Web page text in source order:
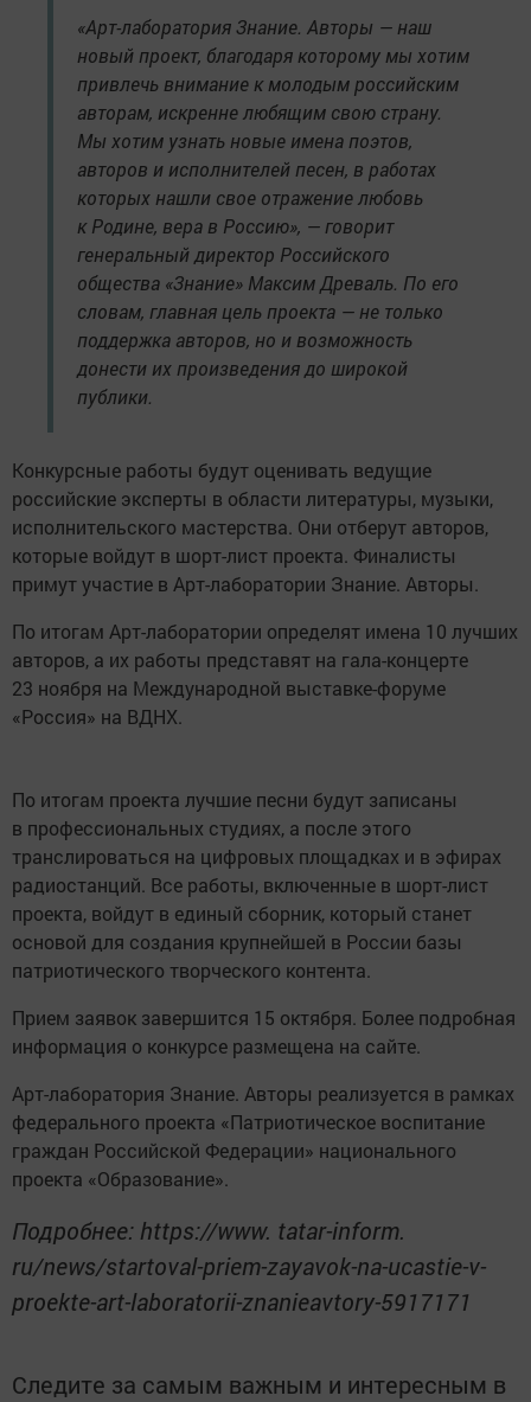
«Арт-лаборатория Знание. Авторы — наш
новый проект, благодаря которому мы хотим
привлечь внимание к молодым российским
авторам, искренне любящим свою страну.
Мы хотим узнать новые имена поэтов,
авторов и исполнителей песен, в работах
которых нашли свое отражение любовь
к Родине, вера в Россию», — говорит
генеральный директор Российского
общества «Знание» Максим Древаль. По его
словам, главная цель проекта — не только
поддержка авторов, но и возможность
донести их произведения до широкой
публики.
Конкурсные работы будут оценивать ведущие
российские эксперты в области литературы, музыки,
исполнительского мастерства. Они отберут авторов,
которые войдут в шорт-лист проекта. Финалисты
примут участие в Арт-лаборатории Знание. Авторы.
По итогам Арт-лаборатории определят имена 10 лучших
авторов, а их работы представят на гала-концерте
23 ноября на Международной выставке-форуме
«Россия» на ВДНХ.
По итогам проекта лучшие песни будут записаны
в профессиональных студиях, а после этого
транслироваться на цифровых площадках и в эфирах
радиостанций. Все работы, включенные в шорт-лист
проекта, войдут в единый сборник, который станет
основой для создания крупнейшей в России базы
патриотического творческого контента.
Прием заявок завершится 15 октября. Более подробная
информация о конкурсе размещена на сайте.
Арт-лаборатория Знание. Авторы реализуется в рамках
федерального проекта «Патриотическое воспитание
граждан Российской Федерации» национального
проекта «Образование».
Подробнее: https://www. tatar-inform.
ru/news/startoval-priem-zayavok-na-ucastie-v-
proekte-art-laboratorii-znanieavtory-5917171
Следите за самым важным и интересным в